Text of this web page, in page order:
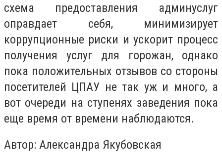
схема предоставления админуслуг
оправдает себя, минимизирует
коррупционные риски и ускорит процесс
получения услуг для горожан, однако
пока положительных отзывов со стороны
посетителей ЦПАУ не так уж и много, а
вот очереди на ступенях заведения пока
еще время от времени наблюдаются.
Автор: Александра Якубовская